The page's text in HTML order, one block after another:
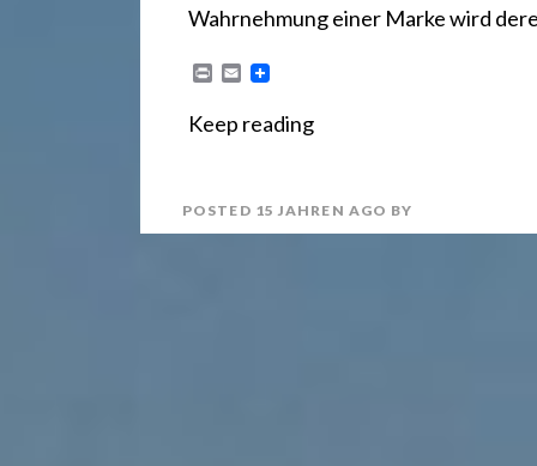
t
Wahrnehmung einer Marke wird
n
E
i
Keep reading
POSTED 15 JAHREN AGO BY